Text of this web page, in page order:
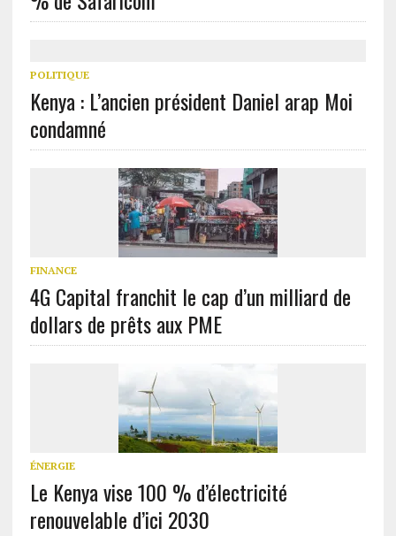
POLITIQUE
Kenya : L’ancien président Daniel arap Moi
condamné
FINANCE
4G Capital franchit le cap d’un milliard de
dollars de prêts aux PME
ÉNERGIE
Le Kenya vise 100 % d’électricité
renouvelable d’ici 2030